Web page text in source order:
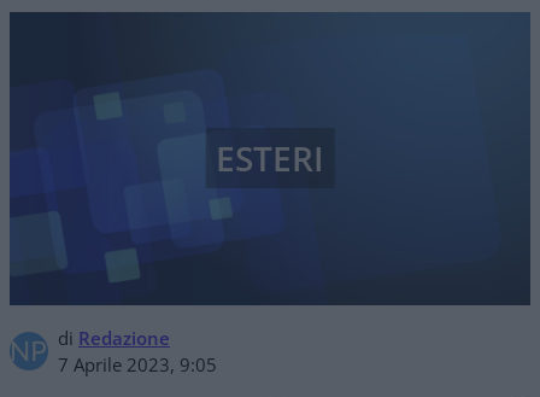
di Redazione
7 Aprile 2023, 9:05
ESTERI